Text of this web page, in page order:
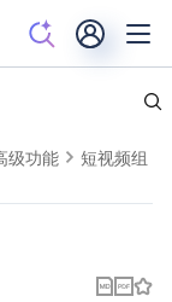
级功能
短视频组